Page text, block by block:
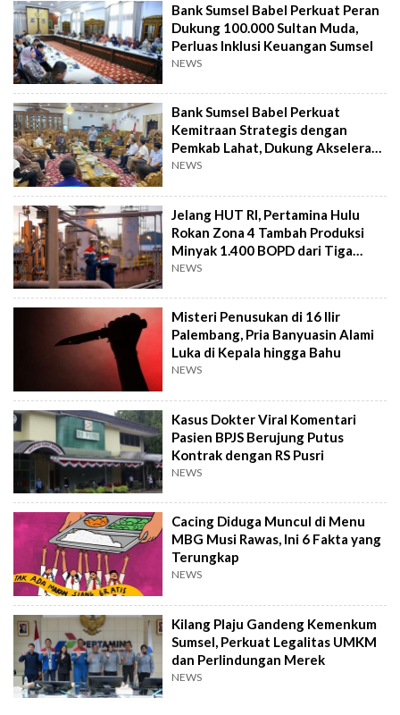
Bank Sumsel Babel Perkuat Peran
Dukung 100.000 Sultan Muda,
Perluas Inklusi Keuangan Sumsel
NEWS
Bank Sumsel Babel Perkuat
Kemitraan Strategis dengan
Pemkab Lahat, Dukung Akselerasi
Ekonomi Daerah
NEWS
Jelang HUT RI, Pertamina Hulu
Rokan Zona 4 Tambah Produksi
Minyak 1.400 BOPD dari Tiga
Sumur Baru
NEWS
Misteri Penusukan di 16 Ilir
Palembang, Pria Banyuasin Alami
Luka di Kepala hingga Bahu
NEWS
Kasus Dokter Viral Komentari
Pasien BPJS Berujung Putus
Kontrak dengan RS Pusri
NEWS
Cacing Diduga Muncul di Menu
MBG Musi Rawas, Ini 6 Fakta yang
Terungkap
NEWS
Kilang Plaju Gandeng Kemenkum
Sumsel, Perkuat Legalitas UMKM
dan Perlindungan Merek
NEWS